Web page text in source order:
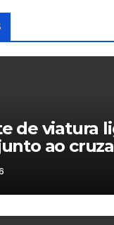
de viatura
ao
Pinhal